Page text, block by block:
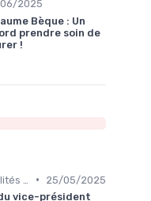
2025
Bèque : Un
prendre soin de
!
•
25/05/2025
vice-président